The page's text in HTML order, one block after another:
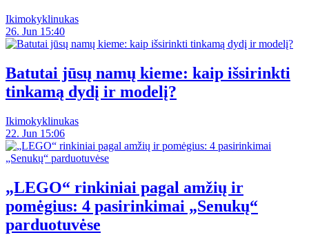
Ikimokyklinukas
26. Jun 15:40
Batutai jūsų namų kieme: kaip išsirinkti
tinkamą dydį ir modelį?
Ikimokyklinukas
22. Jun 15:06
„LEGO“ rinkiniai pagal amžių ir
pomėgius: 4 pasirinkimai „Senukų“
parduotuvėse